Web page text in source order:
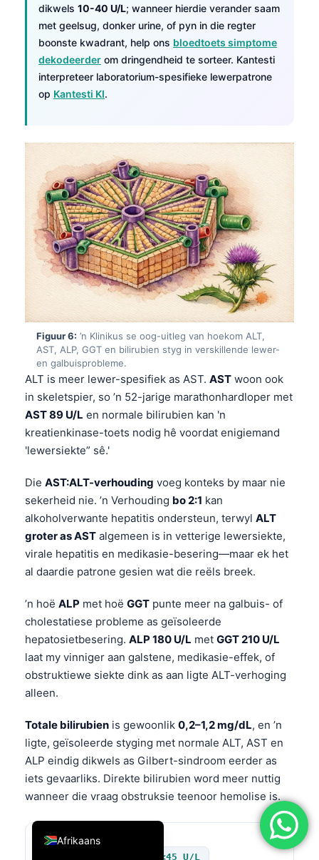
dikwels 10-40 U/L; wanneer hierdie verander saam
met geelsug, donker urine, of pyn in die regter
boonste kwadrant, help ons bloedtoets simptome
dekodeerder om dringendheid te sorteer. Kantesti
interpreteer laboratorium-spesifieke lewerpatrone
op Kantesti KI.
Figuur 6: ’n Klinikus se oog-uitleg van hoekom ALT,
AST, ALP, GGT en bilirubien styg in verskillende lewer-
en galbuisprobleme.
ALT is meer lewer-spesifiek as AST. AST woon ook
in skeletspier, so ’n 52-jarige marathonhardloper met
AST 89 U/L en normale bilirubien kan 'n
kreatienkinase-toets nodig hê voordat enigiemand
'lewersiekte” sê.'
Die AST:ALT-verhouding voeg konteks by maar nie
sekerheid nie. ’n Verhouding bo 2:1 kan
alkoholverwante hepatitis ondersteun, terwyl ALT
groter as AST algemeen is in vetterige lewersiekte,
virale hepatitis en medikasie-besering—maar ek het
al daardie patrone gesien wat die reëls breek.
’n hoë ALP met hoë GGT punte meer na galbuis- of
cholestatiese probleme as geïsoleerde
hepatosietbesering. ALP 180 U/L met GGT 210 U/L
laat my vinniger aan galstene, medikasie-effek, of
obstruktiewe siekte dink as aan ligte ALT-verhoging
alleen.
Totale bilirubien is gewoonlik 0,2–1,2 mg/dL, en ’n
ligte, geïsoleerde styging met normale ALT, AST en
ALP eindig dikwels as Gilbert-sindroom eerder as
iets gevaarliks. Direkte bilirubien word meer nuttig
wanneer die vraag obstruksie teenoor hemolise is.
Normale ALT
Vroue <35 U/L; mans <45 U/L
Afrikaans
Deutsch
العربية
Français
עִבְרִית
Italiano
Español
Português
Ελληνικά
Türkçe
Română
简体中文
فارسی
Dansk
हिन्दी
Bahasa Indonesia
Հայերեն
Íslenska
Српски језик
Svenska
Azərbaycan dili
Eesti
日本語
Čeština
ქართული
한국어
Slovenščina
Magyar
Shqip